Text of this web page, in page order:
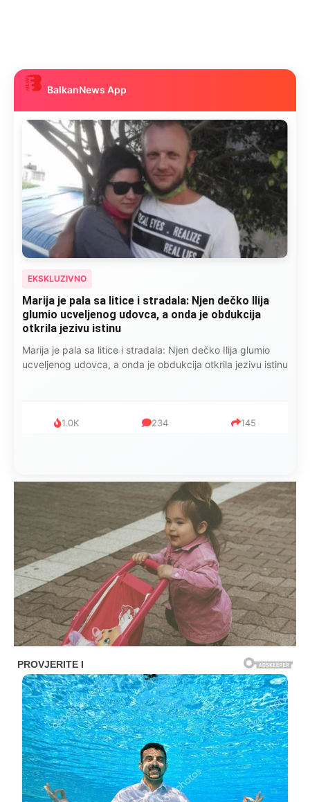
BalkanNews App
EKSKLUZIVNO
Marija je pala sa litice i stradala: Njen dečko Ilija
glumio ucveljenog udovca, a onda je obdukcija
otkrila jezivu istinu
Marija je pala sa litice i stradala: Njen dečko Ilija glumio
ucveljenog udovca, a onda je obdukcija otkrila jezivu istinu
1.0K 234 145